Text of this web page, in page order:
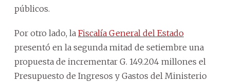
públicos.
Por otro lado, la Fiscalía General del Estado
presentó en la segunda mitad de setiembre una
propuesta de incrementar G. 149.204 millones el
Presupuesto de Ingresos y Gastos del Ministerio